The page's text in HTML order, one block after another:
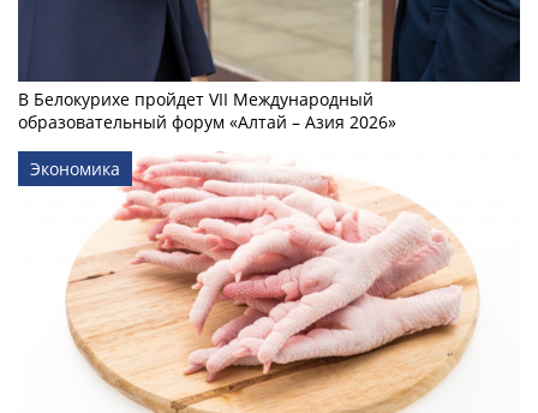
В Белокурихе пройдет VII Международный
образовательный форум «Алтай – Азия 2026»
Экономика